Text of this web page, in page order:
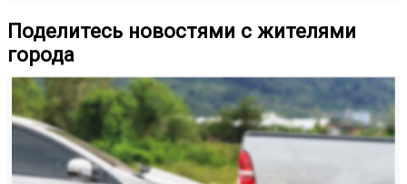
Поделитесь новостями с жителями
города